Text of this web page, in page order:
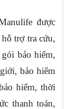
được
trợ tra cứu,
bảo hiểm,
bảo hiểm
hiểm, thời
thanh toán,